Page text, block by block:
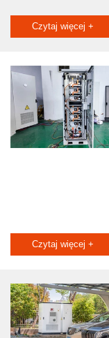
Czytaj więcej +
Czytaj więcej +